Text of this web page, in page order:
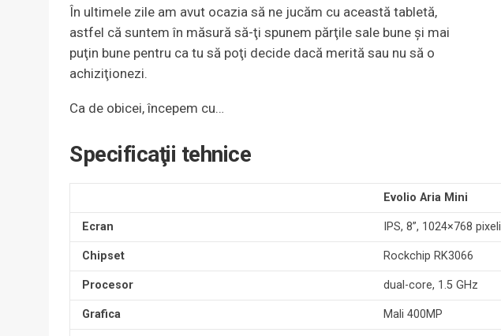
În ultimele zile am avut ocazia să ne jucăm cu această tabletă,
astfel că suntem în măsură să-ţi spunem părţile sale bune şi mai
puţin bune pentru ca tu să poţi decide dacă merită sau nu să o
achiziţionezi.
Ca de obicei, începem cu…
Specificaţii tehnice
Evolio Aria Mini
Ecran IPS, 8”, 1024×768 pixeli
Chipset Rockchip RK3066
Procesor dual-core, 1.5 GHz
Grafica Mali 400MP